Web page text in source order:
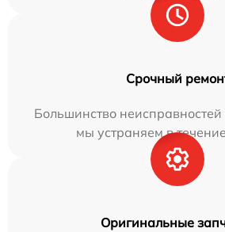
Срочный
Большинство
мы устраняем в
Оригинальные